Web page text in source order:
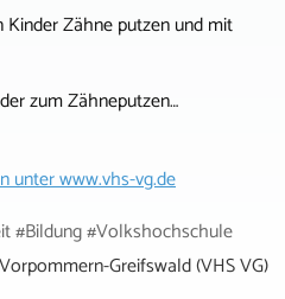
Zähne putzen und mit
zum Zähneputzen…
unterwww.vhs-vg.de
#Bildung #Volkshochschule
Greifswald (VHS VG)